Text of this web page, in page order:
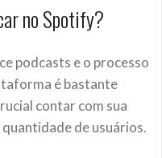
no Spotify?
podcasts e o processo
é bastante
contar com sua
de usuários.